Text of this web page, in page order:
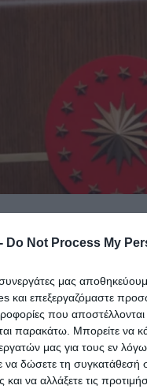
Do Not Process My
συνεργάτες μας
και επεξεργαζόμαστε
που
παρακάτω. Μπορείτε να
μας για τους εν
να δώσετε τη
και να αλλάξετε τις